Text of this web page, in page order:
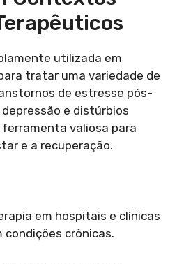
utilizada em
tratar uma variedade de
de estresse pós-
e distúrbios
valiosa para
e a recuperação.
em hospitais e clínicas
condições crônicas.